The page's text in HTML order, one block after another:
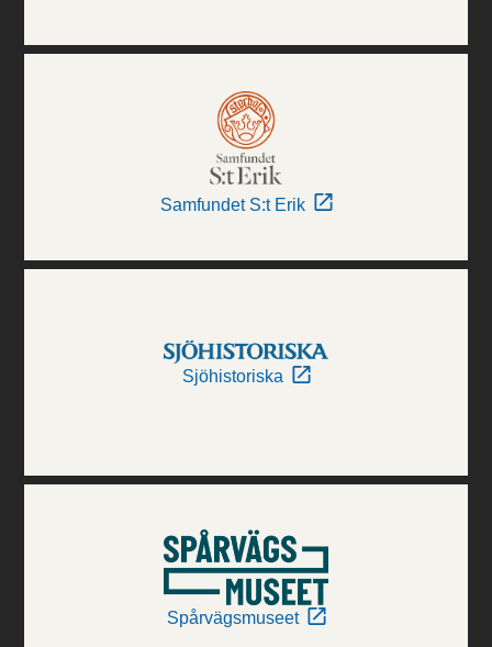
Samfundet S:t Erik
Sjöhistoriska
Spårvägsmuseet